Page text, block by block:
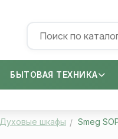
БЫТОВАЯ ТЕХНИКА
Духовые шкафы Smeg